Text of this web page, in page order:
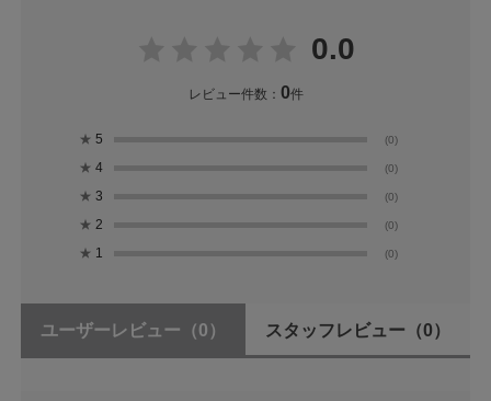
0.0
レビュー件数： 0件
★ 5 (0)
★ 4 (0)
★ 3 (0)
★ 2 (0)
★ 1 (0)
ユーザーレビュー （0） スタッフレビュー （0）